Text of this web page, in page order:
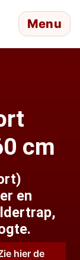
Menu
cm
en
hier de